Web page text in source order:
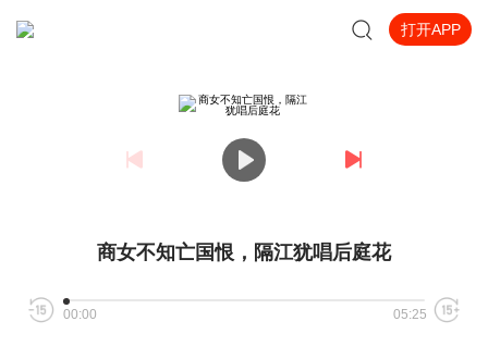
打开APP
商女不知亡国恨，隔江犹唱后庭花
00:00 05:25